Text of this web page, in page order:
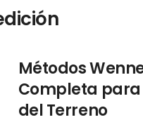
Métodos
Completa para
del Terreno